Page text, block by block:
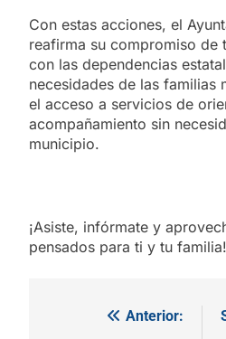
Con estas acciones, el
reafirma su compromiso de
con las dependencias
necesidades de las familias
el acceso a servicios de
acompañamiento sin
municipio.
¡Asiste, infórmate y
pensados para ti y tu familia!
Navegación
Anterior: